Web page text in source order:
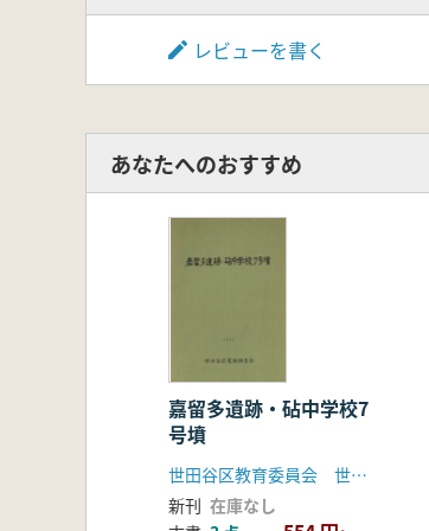
レビューを書く
あなたへのおすすめ
嘉留多遺跡・砧中学校7
号墳
世田谷区教育委員会 世田谷区遺跡調査会
新刊 在庫なし